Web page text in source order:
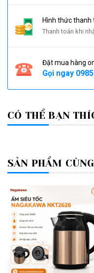
Hình thức thanh
Thanh toán khi
Đặt mua hàng
Gọi ngay
CÓ THỂ BẠN
SẢN PHẨM